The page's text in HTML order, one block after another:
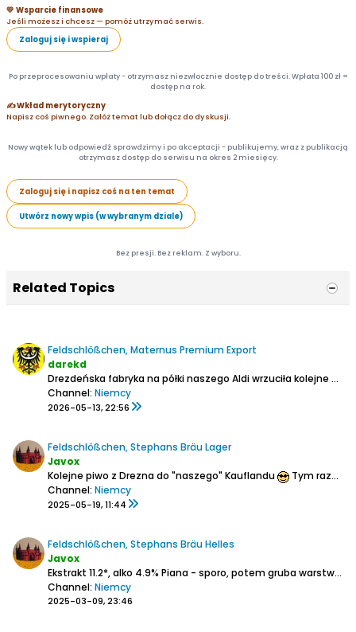
💛 Wsparcie finansowe
Jeśli możesz i chcesz — pomóż utrzymać serwis.
Zaloguj się i wspieraj
Po przeprocesowaniu wpłaty - otrzymasz niezwłocznie dostęp do treści. Wpłata 100 zł =
dostęp na rok.
✍️ Wkład merytoryczny
Napisz coś piwnego. Załóż temat lub dołącz do dyskusji.
Nowy wątek lub odpowiedź sprawdzimy i po akceptacji - publikujemy, wraz z publikacją
otrzymasz dostęp do serwisu na okres 2 miesięcy.
Zaloguj się i napisz coś na ten temat
Utwórz nowy wpis (w wybranym dziale)
Bez presji. Bez reklam. Z wyboru.
Related Topics
Feldschlößchen, Maternus Premium Export
darekd
Drezdeńska fabryka na półki naszego Aldi wrzuciła kolejne piwo.
Channel: Niemcy
2026-05-13, 22:56
Feldschlößchen, Stephans Bräu Lager
Javox
Kolejne piwo z Drezna do "naszego" Kauflandu
Tym razem lager z ekstraktem 11.8*, a alko na poziomie 5.2%
Channel: Niemcy
2025-05-19, 11:44
Feldschlößchen, Stephans Bräu Helles
Javox
Ekstrakt 11.2*, alko 4.9% Piana - sporo, potem gruba warstwa.
Channel: Niemcy
2025-03-09, 23:46